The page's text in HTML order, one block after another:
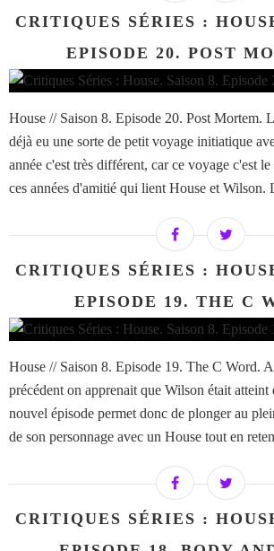
CRITIQUES SÉRIES :
EPISODE 20. POST
House // Saison 8. Episode 20. Post Mortem.
déjà eu une sorte de petit voyage initiatique
année c'est très différent, car ce voyage c'est
ces années d'amitié qui lient House et Wilson.
CRITIQUES SÉRIES :
EPISODE 19. THE C
House // Saison 8. Episode 19. The C Word.
précédent on apprenait que Wilson était atteint
nouvel épisode permet donc de plonger au
de son personnage avec un House tout en
CRITIQUES SÉRIES :